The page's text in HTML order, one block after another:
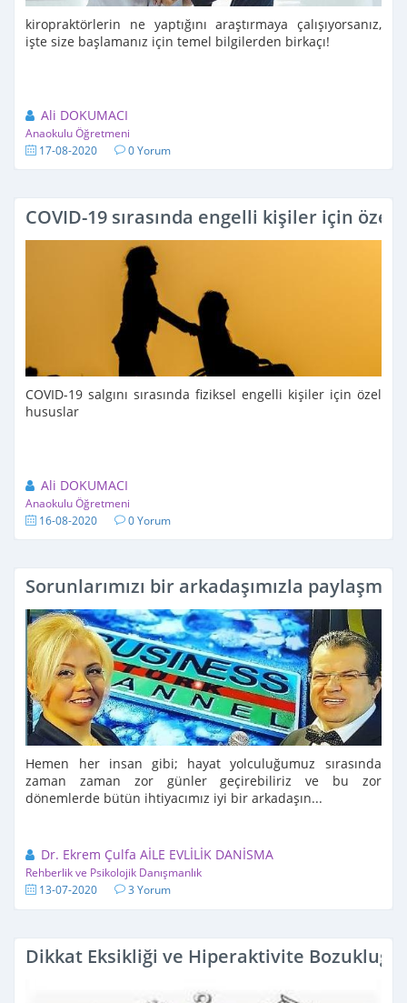
kiropraktörlerin ne yaptığını araştırmaya çalışıyorsanız,
işte size başlamanız için temel bilgilerden birkaçı!
Ali DOKUMACI
Anaokulu Öğretmeni
17-08-2020 0 Yorum
COVID-19 sırasında engelli kişiler için özel
COVID-19 salgını sırasında fiziksel engelli kişiler için özel
hususlar
Ali DOKUMACI
Anaokulu Öğretmeni
16-08-2020 0 Yorum
Sorunlarımızı bir arkadaşımızla
Hemen her insan gibi; hayat yolculuğumuz sırasında
zaman zaman zor günler geçirebiliriz ve bu zor
dönemlerde bütün ihtiyacımız iyi bir arkadaşın...
Dr. Ekrem Çulfa AİLE EVLİLİK DANİSMA
Rehberlik ve Psikolojik Danışmanlık
13-07-2020 3 Yorum
Dikkat Eksikliği ve Hiperaktivite Bozukluğu